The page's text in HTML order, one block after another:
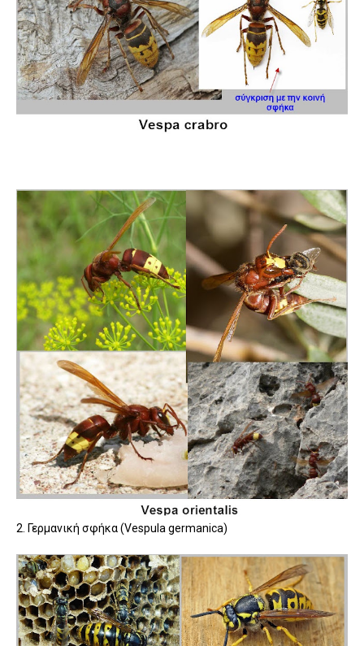
2. Γερμανική σφήκα (Vespula germanica)